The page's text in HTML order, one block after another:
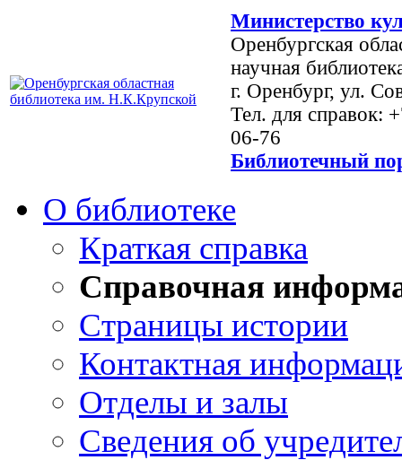
Министерство
Оренбургская
научная
г. Оренбург, ул.
Тел. для справок:
06-76
Библиотечный
О библиотеке
Краткая справка
Справочная
Страницы истории
Контактная
Отделы и залы
Сведения об